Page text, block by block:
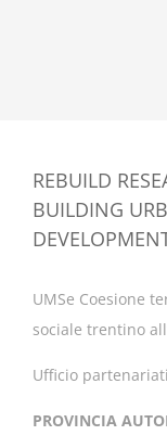
REBUILD
BUILDING
UMSe Coesione
sociale trentino
Ufficio
PROVINCIA